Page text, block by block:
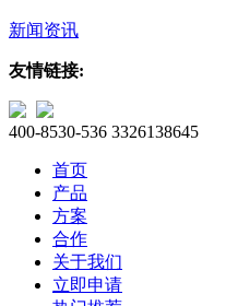
新闻资讯
友情链接:
400-8530-536 3326138645
首页
产品
方案
合作
关于我们
立即申请